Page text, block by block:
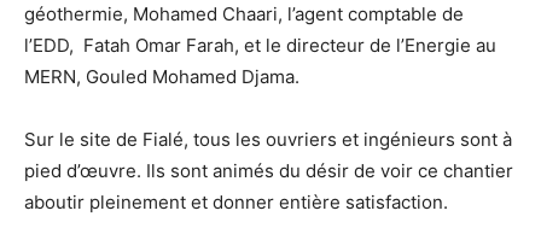
géothermie, Mohamed Chaari, l’agent comptable de
l’EDD, Fatah Omar Farah, et le directeur de l’Energie au
MERN, Gouled Mohamed Djama.
Sur le site de Fialé, tous les ouvriers et ingénieurs sont à
pied d’œuvre. Ils sont animés du désir de voir ce chantier
aboutir pleinement et donner entière satisfaction.